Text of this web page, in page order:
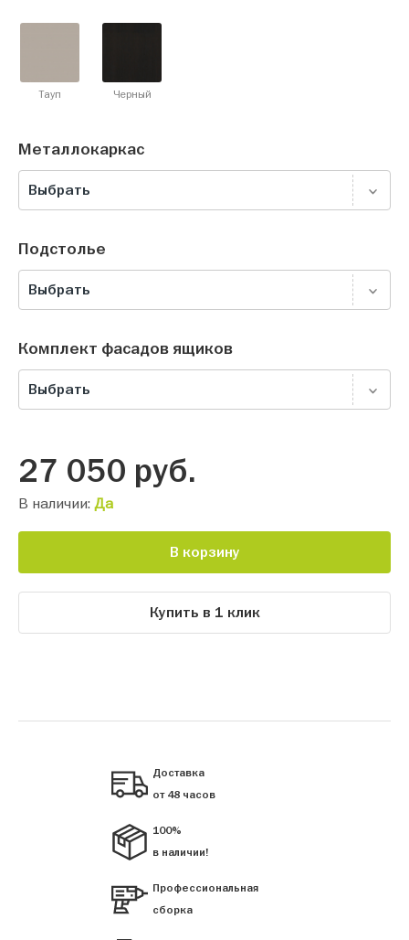
Тауп Черный
Металлокаркас
Выбрать
Подстолье
Выбрать
Комплект фасадов ящиков
Выбрать
27 050 руб.
В наличии: Да
В корзину
Купить в 1 клик
Доставка
от 48 часов
100%
в наличии!
Профессиональная
сборка